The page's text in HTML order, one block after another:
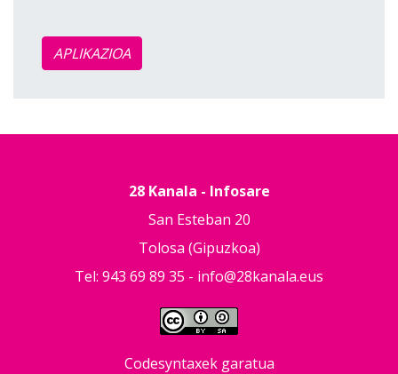
APLIKAZIOA
28 Kanala - Infosare
San Esteban 20
Tolosa (Gipuzkoa)
Tel: 943 69 89 35 - info@28kanala.eus
Codesyntaxek garatua